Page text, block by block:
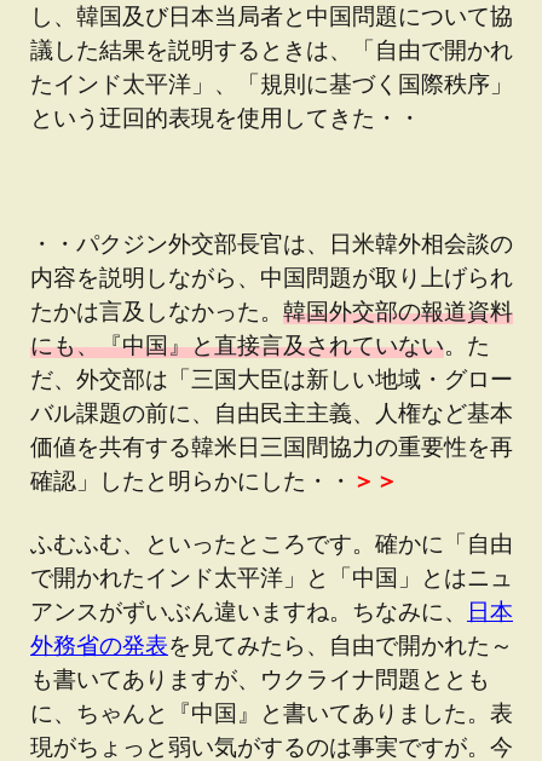
し、韓国及び日本当局者と中国問題について協
議した結果を説明するときは、「自由で開かれ
たインド太平洋」、「規則に基づく国際秩序」
という迂回的表現を使用してきた・・
・・パクジン外交部長官は、日米韓外相会談の
内容を説明しながら、中国問題が取り上げられ
たかは言及しなかった。 韓国外交部の報道資料
にも、『中国』と直接言及されていない。た
だ、外交部は「三国大臣は新しい地域・グロー
バル課題の前に、自由民主主義、人権など基本
価値を共有する韓米日三国間協力の重要性を再
確認」したと明らかにした・・ ＞＞
ふむふむ、といったところです。確かに「自由
で開かれたインド太平洋」と「中国」とはニュ
アンスがずいぶん違いますね。ちなみに、
日本
外務省の発表を見てみたら、自由で開かれた～
も書いてありますが、ウクライナ問題ととも
に、ちゃんと『中国』と書いてありました。表
現がちょっと弱い気がするのは事実ですが。今